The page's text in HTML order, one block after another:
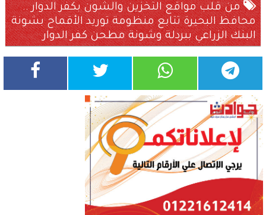
من قلب مواقع التخزين والشون بكفر الدوار ..
محافظ البحيرة تتابع منظومة توريد الأقماح بشونة
البنك الزراعي ببردلة وشونة مطحن كفر الدوار